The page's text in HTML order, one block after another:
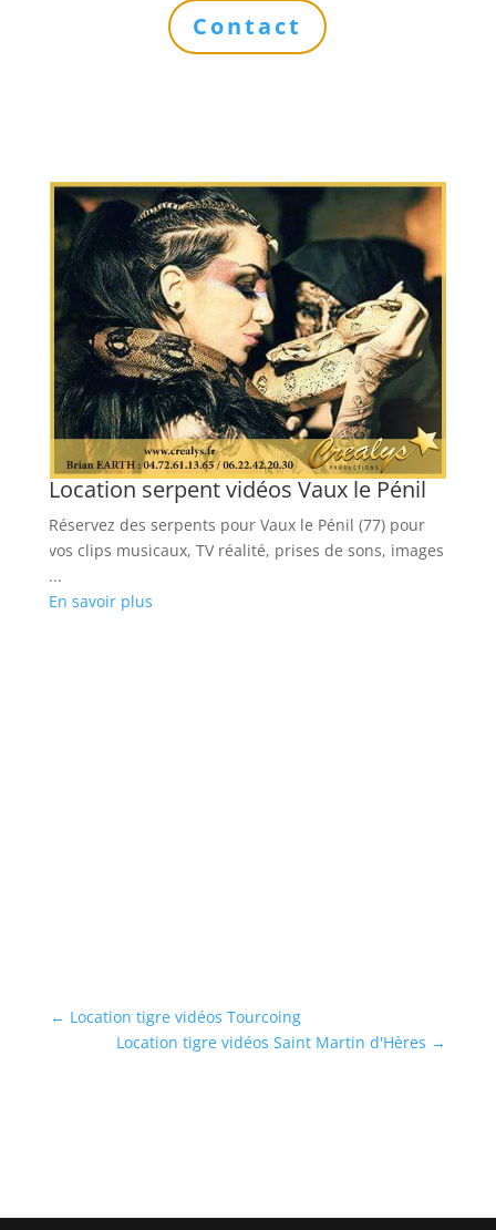
Contact
Location serpent vidéos Vaux le Pénil
Réservez des serpents pour Vaux le Pénil (77) pour
vos clips musicaux, TV réalité, prises de sons, images
...
En savoir plus
← Location tigre vidéos Tourcoing
Location tigre vidéos Saint Martin d'Hères →